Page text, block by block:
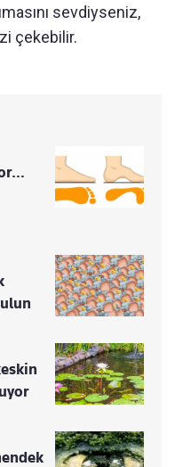
sevdiyseniz,
çekebilir.